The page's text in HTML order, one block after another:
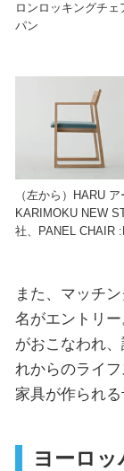
ロンロッキングチ
パン
（左から）HARU
KARIMOKU NEW
社、PANEL CHAIR
また、マッチ
名がエントリ
がおこなわれ
れからのライ
家具が作られる
ヨーロッ